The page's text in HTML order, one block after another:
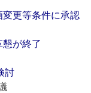
更等条件に承認
が終了
討